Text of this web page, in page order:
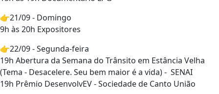
👉21/09 - Domingo
9h às 20h Expositores
👉22/09 - Segunda-feira
19h Abertura da Semana do Trânsito em Estância Velha
(Tema - Desacelere. Seu bem maior é a vida) - SENAI
19h Prêmio DesenvolvEV - Sociedade de Canto União